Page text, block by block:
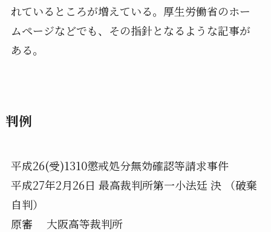
れているところが増えている。厚生労働省のホー
ムページなどでも、その指針となるような記事が
ある。
判例
平成26(受)1310懲戒処分無効確認等請求事件
平成27年2月26日 最高裁判所第一小法廷 決 （破棄
自判）
原審 大阪高等裁判所